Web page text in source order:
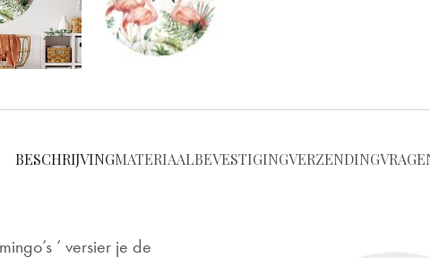
BESCHRIJVINGMATERIAALBEVESTIGINGVERZENDING
‘ versier je de